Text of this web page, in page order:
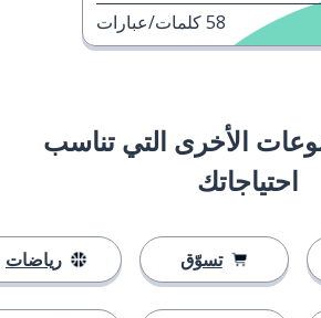
58كلمات/عبارات
الأخرى التي تناسب
احتياجاتك
تسوّق رياضات